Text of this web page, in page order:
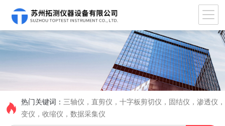
热门关键词： 三轴仪，直剪仪，十字板剪切仪，固结仪，渗透仪
变仪，收缩仪，数据采集仪